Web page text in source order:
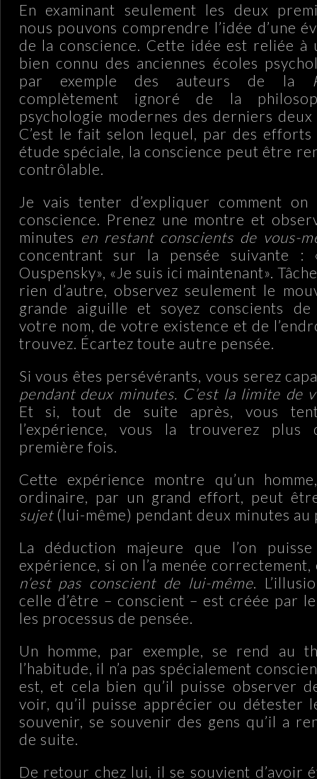
En examinant seulement les deux
nous pouvons comprendre l’idée d’une
de la conscience. Cette idée est reliée à
bien connu des anciennes écoles
par exemple des auteurs de la
complètement ignoré de la
psychologie modernes des derniers
C’est le fait selon lequel, par des
étude spéciale, la conscience peut être
contrôlable.
Je vais tenter d’expliquer comment
conscience. Prenez une montre et
minutes en restant conscients de vous-
concentrant sur la pensée suivante :
Ouspensky», «Je suis ici maintenant».
rien d’autre, observez seulement le
grande aiguille et soyez conscients de
votre nom, de votre existence et de
trouvez. Écartez toute autre pensée.
Si vous êtes persévérants, vous serez
pendant deux minutes. C’est la limite de
Et si, tout de suite après, vous
l’expérience, vous la trouverez
première fois.
Cette expérience montre qu’un
ordinaire, par un grand effort, peut
sujet(lui-même) pendant deux minutes au
La déduction majeure que l’on
expérience, si on l’a menée
n’est pas conscient de lui-même.
celle d’être – conscient – est créée par
les processus de pensée.
Un homme, par exemple, se rend au
l’habitude, il n’a pas spécialement
est, et cela bien qu’il puisse observer
voir, qu’il puisse apprécier ou détester
souvenir, se souvenir des gens qu’il a
de suite.
De retour chez lui, il se souvient d’avoir